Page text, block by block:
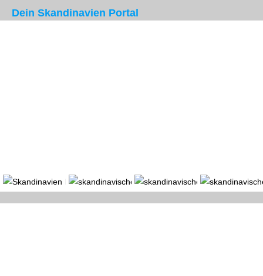
Dein Skandinavien Portal
Portal Länder